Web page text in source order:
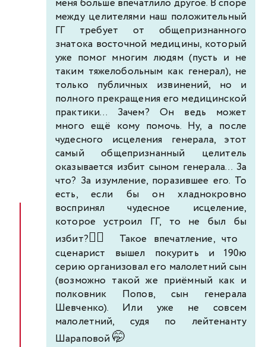
меня больше впечатлило другое. В споре
между целителями наш положительный
ГГ требует от общепризнанного
знатока восточной медицины, который
уже помог многим людям (пусть и не
таким тяжелобольным как генерал), не
только публичных извинений, но и
полного прекращения его медицинской
практики... Зачем? Он ведь может
много ещё кому помочь. Ну, а после
чудесного исцеления генерала, этот
самый общепризнанный целитель
оказывается избит сыном генерала... За
что? За изумление, поразившее его. То
есть, если бы он хладнокровно
воспринял чудесное исцеление,
которое устроил ГГ, то не был бы
избит?🤦‍♂️
Такое впечатление, что
сценарист вышел покурить и 190ю
серию организовал его малолетний сын
(возможно такой же приёмный как и
полковник Попов, сын генерала
Шевченко). Или уже не совсем
малолетний, судя по лейтенанту
Шараповой🤭